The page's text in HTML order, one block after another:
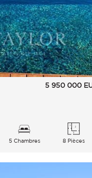
5 950 000
5 Chambres 8 Pièces